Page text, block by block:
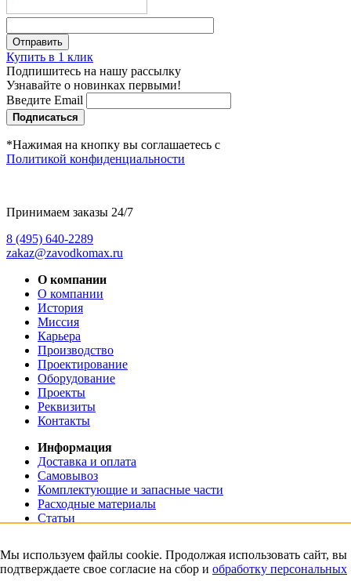
Купить в 1 клик
Подпишитесь на нашу рассылку
Узнавайте о новинках первыми!
Введите Email
Подписаться
*Нажимая на кнопку вы соглашаетесь с
Политикой конфиденциальности
Принимаем заказы 24/7
8 (495) 640-2289
zakaz@zavodkomax.ru
О компании
О компании
История
Миссия
Карьера
Производство
Проектирование
Оборудование
Проекты
Реквизиты
Контакты
Информация
Доставка и оплата
Самовывоз
Комплектующие и запасные части
Расходные материалы
Статьи
Тендеры
Сертификаты
Мы используем файлы cookie. Продолжая использовать сайт, вы
подтверждаете свое согласие на сбор и обработку персональных